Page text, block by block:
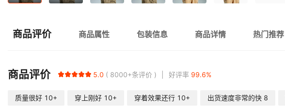
商品评价 商品属性 包装信息 商品详情 热门推荐
商品评价 5.0 8000+条评价 好评率 99.6%
质量很好 10+ 穿上刚好 10+ 穿着效果还行 10+ 出货速度非常的快 8